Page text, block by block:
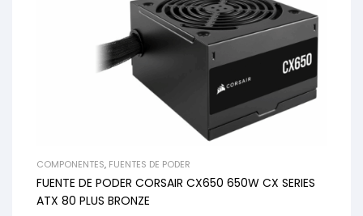
COMPONENTES, FUENTES DE PODER
FUENTE DE PODER CORSAIR CX650 650W CX SERIES
ATX 80 PLUS BRONZE